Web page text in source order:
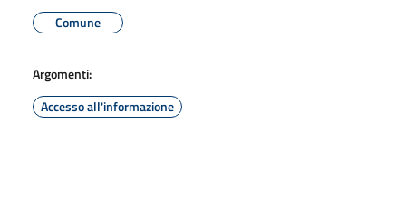
Comune
Argomenti:
Accesso all'informazione